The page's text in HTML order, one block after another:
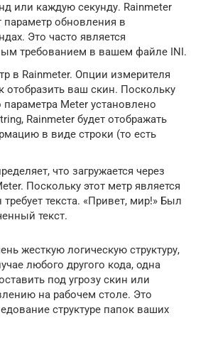
или каждую секунду. Rainmeter
параметр обновления в
Это часто является
требованием в вашем файле INI.
в Rainmeter. Опции измерителя
отобразить ваш скин. Поскольку
параметра Meter установлено
Rainmeter будет отображать
в виде строки (то есть
что загружается через
Поскольку этот метр является
требует текста. «Привет, мир!» Был
текст.
жесткую логическую структуру,
любого другого кода, одна
под угрозу скин или
на рабочем столе. Это
структуре папок ваших